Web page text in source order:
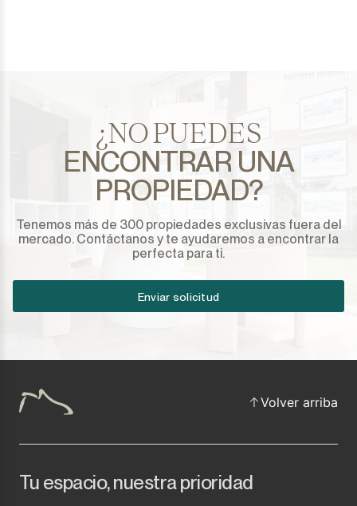
¿NO PUEDES
ENCONTRAR UNA
PROPIEDAD?
Tenemos más de 300 propiedades exclusivas fuera del
mercado. Contáctanos y te ayudaremos a encontrar la
perfecta para ti.
Enviar solicitud
Volver arriba
Tu espacio, nuestra prioridad